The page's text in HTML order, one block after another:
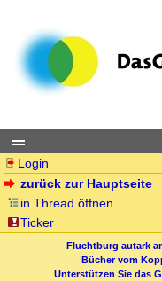
Login
zurück zur Hauptseite
in Thread öffnen
Ticker
Fluchtburg autark
Bücher vom
Unterstützen Sie das